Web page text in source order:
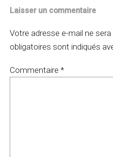
Laisser un commentaire
Votre adresse e-mail ne sera
obligatoires sont indiqués
Commentaire *